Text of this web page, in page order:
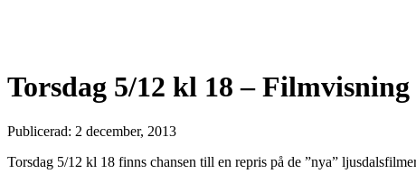
Torsdag 5/12 kl 18 –
Publicerad: 2 december, 2013
Torsdag 5/12 kl 18 finns chansen till en repris på de ”nya”